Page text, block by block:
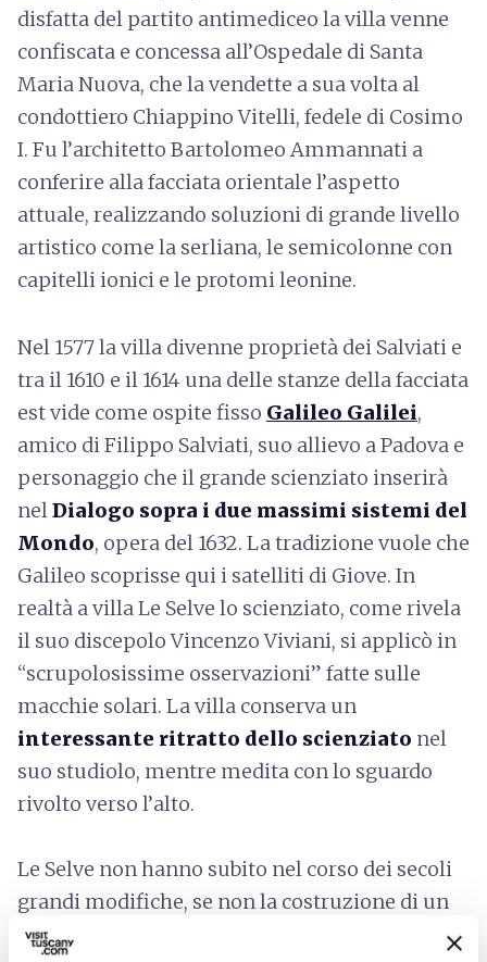
disfatta del partito antimediceo la villa venne
confiscata e concessa all’Ospedale di Santa
Maria Nuova, che la vendette a sua volta al
condottiero Chiappino Vitelli, fedele di Cosimo
I. Fu l’architetto Bartolomeo Ammannati a
conferire alla facciata orientale l’aspetto
attuale, realizzando soluzioni di grande livello
artistico come la serliana, le semicolonne con
capitelli ionici e le protomi leonine.
Nel 1577 la villa divenne proprietà dei Salviati e
tra il 1610 e il 1614 una delle stanze della facciata
est vide come ospite fisso Galileo Galilei,
amico di Filippo Salviati, suo allievo a Padova e
personaggio che il grande scienziato inserirà
nelDialogo sopra i due massimi sistemi del
Mondo, opera del 1632. La tradizione vuole che
Galileo scoprisse qui i satelliti di Giove. In
realtà a villa Le Selve lo scienziato, come rivela
il suo discepolo Vincenzo Viviani, si applicò in
“scrupolosissime osservazioni” fatte sulle
macchie solari. La villa conserva un
interessante ritratto dello scienziato nel
suo studiolo, mentre medita con lo sguardo
rivolto verso l’alto.
Le Selve non hanno subito nel corso dei secoli
grandi modifiche, se non la costruzione di un
terzo ingresso, inserito in un loggiato che